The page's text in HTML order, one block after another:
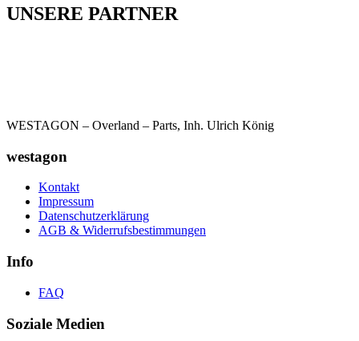
UNSERE PARTNER
WESTAGON – Overland – Parts, Inh. Ulrich König
westagon
Kontakt
Impressum
Datenschutzerklärung
AGB & Widerrufsbestimmungen
Info
FAQ
Soziale Medien